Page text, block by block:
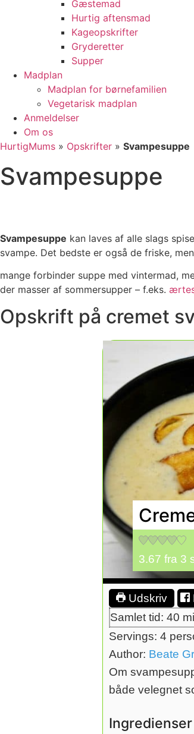
Gæstemad
Hurtig aftensmad
Kageopskrifter
Gryderetter
Supper
Madplan
Madplan for børnefamilien
Vegetarisk madplan
Anmeldelser
Om os
HurtigMums » Opskrifter » Svampesuppe
Svampesuppe
Svampesuppe kan laves af alle slags
svampe. Det bedste er også de friske,
mange forbinder suppe med vintermad,
der masser af sommersupper – f.eks.
Opskrift på cremet
3.67 fra 3
Udskriv
Samlet tid: 40
Servings: 4
Author: Beate
Om
både velegnet
Ingredienser